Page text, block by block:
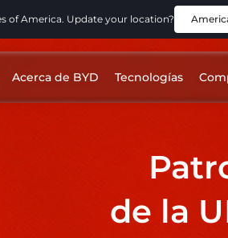
of America. Update your location?
Acerca de BYD Tecnologías
de la